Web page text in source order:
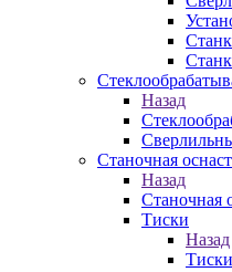
Назад
Станочная
Назад
Станочная
Тиски
Назад
Тиски